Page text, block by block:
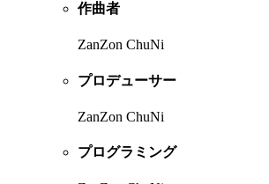
作曲者
ZanZon ChuNi
プロデューサー
ZanZon ChuNi
プログラミング